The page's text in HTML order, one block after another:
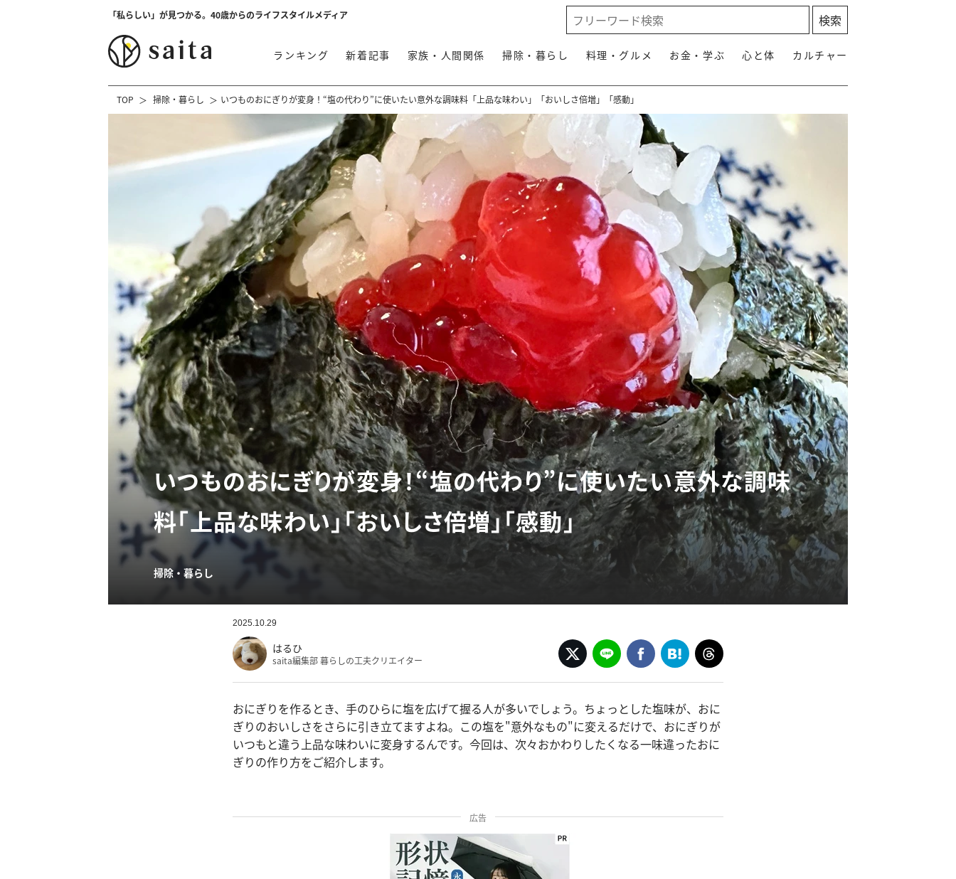
「私らしい」が見つかる。40歳からのライフスタイルメディア
ランキング 新着記事 家族・人間関係 掃除・暮らし 料理・グルメ お金・学ぶ 心と体 カルチャー
TOP 掃除・暮らし いつものおにぎりが変身！“塩の代わり”に使いたい意外な調味料「上品な味わい」「おいしさ倍増」「感動」
いつものおにぎりが変身！“塩の代わり”に使いたい意外な調味
料「上品な味わい」「おいしさ倍増」「感動」
掃除・暮らし
2025.10.29
はるひ
saita編集部 暮らしの工夫クリエイター
おにぎりを作るとき、手のひらに塩を広げて握る人が多いでしょう。ちょっとした塩味が、おに
ぎりのおいしさをさらに引き立てますよね。この塩を"意外なもの"に変えるだけで、おにぎりが
いつもと違う上品な味わいに変身するんです。今回は、次々おかわりしたくなる一味違ったおに
ぎりの作り方をご紹介します。
広告